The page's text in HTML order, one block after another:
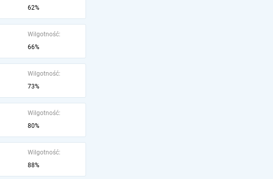
62%
Wilgotność:
66%
Wilgotność:
73%
Wilgotność:
80%
Wilgotność:
88%